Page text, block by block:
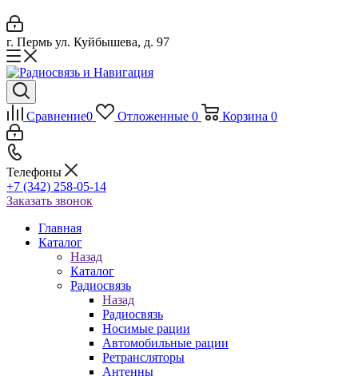
г. Пермь ул. Куйбышева, д. 97
Сравнение0 Отложенные 0 Корзина 0
Телефоны
+7 (342) 258-05-14
Заказать звонок
Главная
Каталог
Назад
Каталог
Радиосвязь
Назад
Радиосвязь
Носимые рации
Автомобильные рации
Ретрансляторы
Антенны